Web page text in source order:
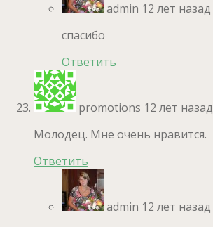
admin 12 лет назад
спасибо
Ответить
promotions 12 лет назад
Молодец. Мне очень нравится.
Ответить
admin 12 лет назад